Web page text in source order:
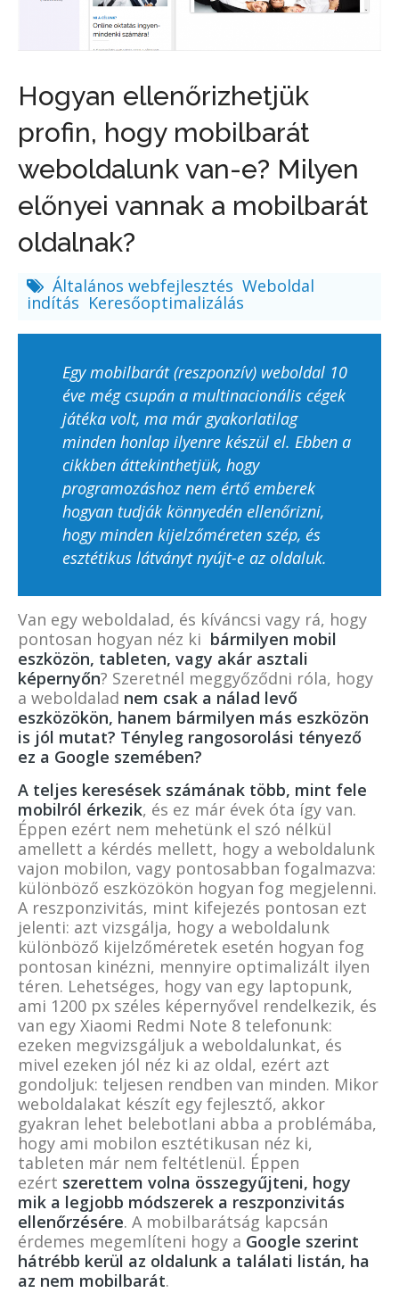
Hogyan ellenőrizhetjük
profin, hogy mobilbarát
weboldalunk van-e? Milyen
előnyei vannak a mobilbarát
oldalnak?
Általános webfejlesztés Weboldal
indítás Keresőoptimalizálás
Egy mobilbarát (reszponzív) weboldal 10
éve még csupán a multinacionális cégek
játéka volt, ma már gyakorlatilag
minden honlap ilyenre készül el. Ebben a
cikkben áttekinthetjük, hogy
programozáshoz nem értő emberek
hogyan tudják könnyedén ellenőrizni,
hogy minden kijelzőméreten szép, és
esztétikus látványt nyújt-e az oldaluk.
Van egy weboldalad, és kíváncsi vagy rá, hogy
pontosan hogyan néz ki bármilyen mobil
eszközön, tableten, vagy akár asztali
képernyőn? Szeretnél meggyőződni róla, hogy
a weboldalad nem csak a nálad levő
eszközökön, hanem bármilyen más eszközön
is jól mutat? Tényleg rangosorolási tényező
ez a Google szemében?
A teljes keresések számának több, mint fele
mobilról érkezik, és ez már évek óta így van.
Éppen ezért nem mehetünk el szó nélkül
amellett a kérdés mellett, hogy a weboldalunk
vajon mobilon, vagy pontosabban fogalmazva:
különböző eszközökön hogyan fog megjelenni.
A reszponzivitás, mint kifejezés pontosan ezt
jelenti: azt vizsgálja, hogy a weboldalunk
különböző kijelzőméretek esetén hogyan fog
pontosan kinézni, mennyire optimalizált ilyen
téren. Lehetséges, hogy van egy laptopunk,
ami 1200 px széles képernyővel rendelkezik, és
van egy Xiaomi Redmi Note 8 telefonunk:
ezeken megvizsgáljuk a weboldalunkat, és
mivel ezeken jól néz ki az oldal, ezért azt
gondoljuk: teljesen rendben van minden. Mikor
weboldalakat készít egy fejlesztő, akkor
gyakran lehet belebotlani abba a problémába,
hogy ami mobilon esztétikusan néz ki,
tableten már nem feltétlenül. Éppen
ezért szerettem volna összegyűjteni, hogy
mik a legjobb módszerek a reszponzivitás
ellenőrzésére. A mobilbarátság kapcsán
érdemes megemlíteni hogy a Google szerint
hátrébb kerül az oldalunk a találati listán, ha
az nem mobilbarát.